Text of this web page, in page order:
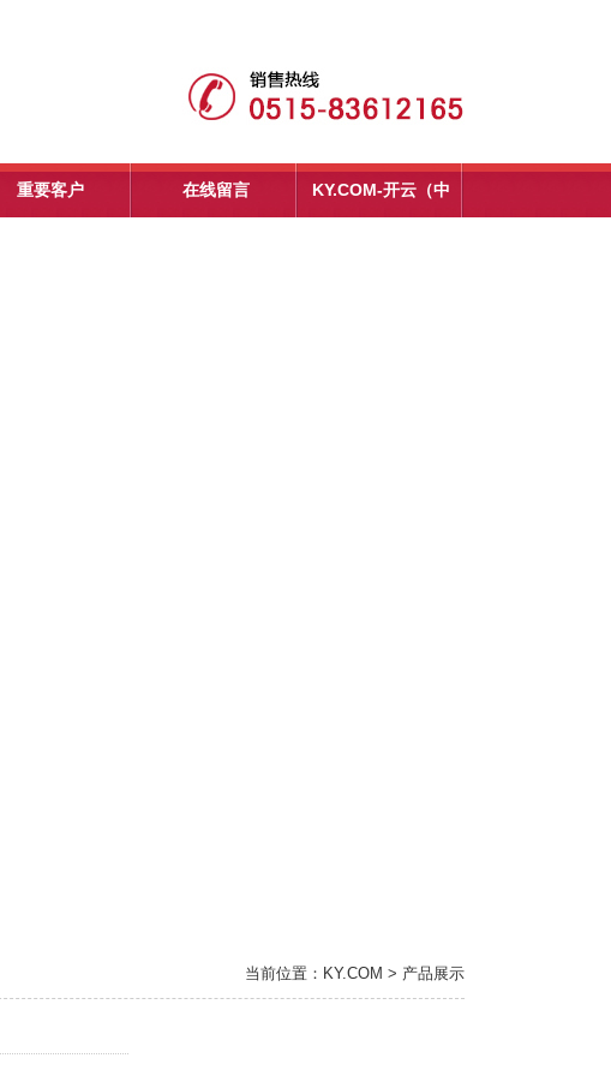
重要客户 在线留言 KY.COM-开云（中
当前位置：KY.COM > 产品展示